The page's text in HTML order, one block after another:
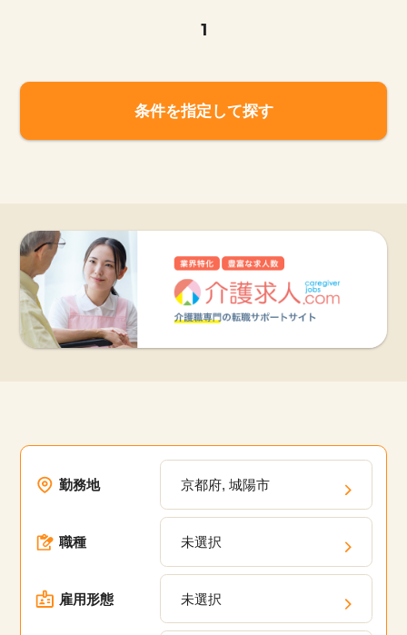
1
条件を指定して探す
勤務地 京都府, 城陽市
職種 未選択
雇用形態 未選択